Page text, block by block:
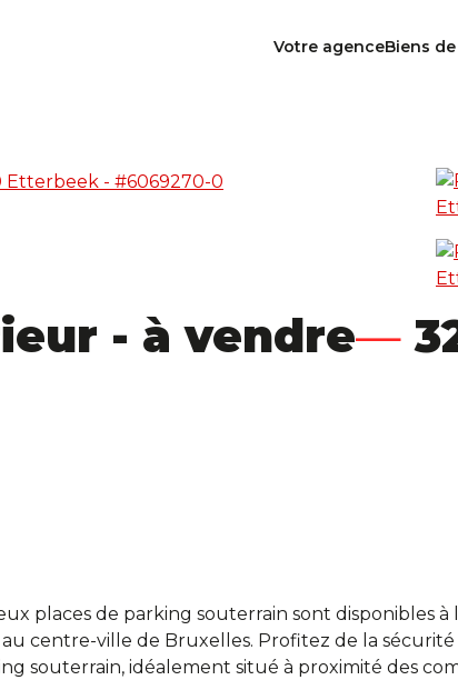
Votre agenceBiens
- à vendre
places de parking souterrain sont disponibles à
centre-ville de Bruxelles. Profitez de la sécurité
souterrain, idéalement situé à proximité des